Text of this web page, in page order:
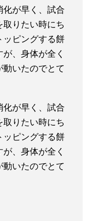
化が早く、試合
りたい時にち
ッピングする餅
、身体が全く
いたのでとて
化が早く、試合
りたい時にち
ッピングする餅
、身体が全く
いたのでとて